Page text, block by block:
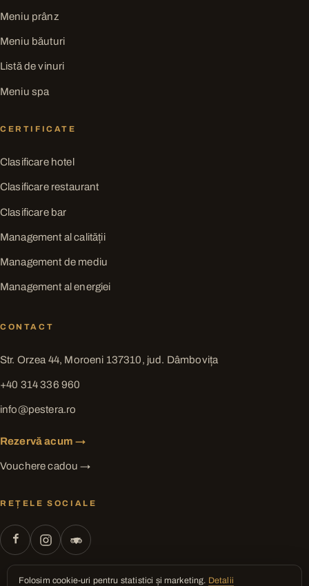
Meniu prânz
Meniu băuturi
Listă de vinuri
Meniu spa
CERTIFICATE
Clasificare hotel
Clasificare restaurant
Clasificare bar
Management al calității
Management de mediu
Management al energiei
CONTACT
Str. Orzea 44, Moroeni 137310, jud. Dâmbovița
+40 314 336 960
info@pestera.ro
Rezervă acum →
Vouchere cadou →
REȚELE SOCIALE
Folosim cookie-uri pentru statistici și marketing. Detalii